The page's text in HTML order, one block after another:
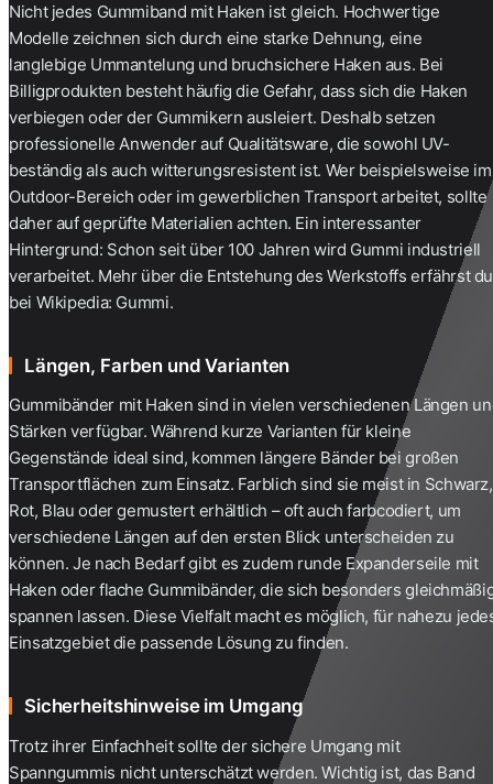
Nicht jedes Gummiband mit Haken ist gleich. Hochwertige
Modelle zeichnen sich durch eine starke Dehnung, eine
langlebige Ummantelung und bruchsichere Haken aus. Bei
Billigprodukten besteht häufig die Gefahr, dass sich die Haken
verbiegen oder der Gummikern ausleiert. Deshalb setzen
professionelle Anwender auf Qualitätsware, die sowohl UV-
beständig als auch witterungsresistent ist. Wer beispielsweise im
Outdoor-Bereich oder im gewerblichen Transport arbeitet, sollte
daher auf geprüfte Materialien achten. Ein interessanter
Hintergrund: Schon seit über 100 Jahren wird Gummi industriell
verarbeitet. Mehr über die Entstehung des Werkstoffs erfährst du
bei Wikipedia: Gummi.
Längen, Farben und Varianten
Gummibänder mit Haken sind in vielen verschiedenen Längen
Stärken verfügbar. Während kurze Varianten für kleine
Gegenstände ideal sind, kommen längere Bänder bei großen
Transportflächen zum Einsatz. Farblich sind sie meist in Schwarz,
Rot, Blau oder gemustert erhältlich – oft auch farbcodiert, um
verschiedene Längen auf den ersten Blick unterscheiden zu
können. Je nach Bedarf gibt es zudem runde Expanderseile mit
Haken oder flache Gummibänder, die sich besonders
spannen lassen. Diese Vielfalt macht es möglich, für nahezu
Einsatzgebiet die passende Lösung zu finden.
Sicherheitshinweise im Umgang
Trotz ihrer Einfachheit sollte der sichere Umgang mit
Spanngummis nicht unterschätzt werden. Wichtig ist, das Band